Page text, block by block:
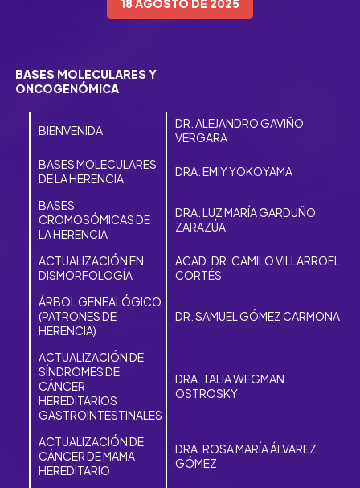
18 AGOSTO DE 2025
BASES MOLECULARES Y
ONCOGENÓMICA
BIENVENIDA
DR. ALEJANDRO GAVIÑO
VERGARA
BASES MOLECULARES
DE LA HERENCIA
DRA. EMIY YOKOYAMA
BASES
CROMOSÓMICAS DE
LA HERENCIA
DRA. LUZ MARÍA GARDUÑO
ZARAZÚA
ACTUALIZACIÓN EN
DISMORFOLOGÍA
ACAD. DR. CAMILO VILLARROEL
CORTÉS
ÁRBOL GENEALÓGICO
(PATRONES DE
HERENCIA)
DR. SAMUEL GÓMEZ CARMONA
ACTUALIZACIÓN DE
SÍNDROMES DE
CÁNCER
HEREDITARIOS
GASTROINTESTINALES
DRA. TALIA WEGMAN
OSTROSKY
ACTUALIZACIÓN DE
CÁNCER DE MAMA
HEREDITARIO
DRA. ROSA MARÍA ÁLVAREZ
GÓMEZ